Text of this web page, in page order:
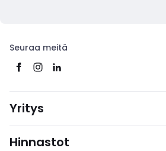
Seuraa meitä
Yritys
Hinnastot